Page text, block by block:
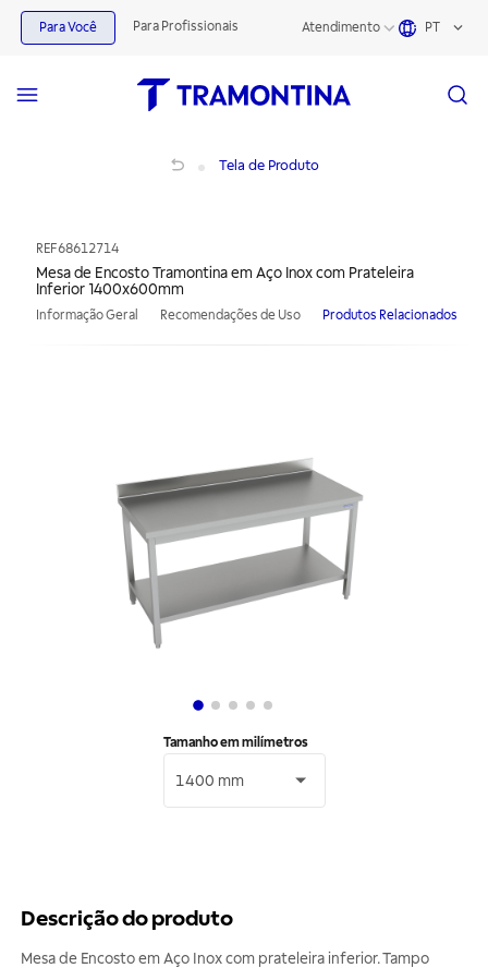
Para Você Para Profissionais Atendimento PT
Tela de Produto
REF68612714
Mesa de Encosto Tramontina em Aço Inox com Prateleira
Inferior 1400x600mm
Informação Geral Recomendações de Uso Produtos Relacionados
Tamanho em milímetros
1400 mm
Descrição do produto
Mesa de Encosto em Aço Inox com prateleira inferior. Tampo